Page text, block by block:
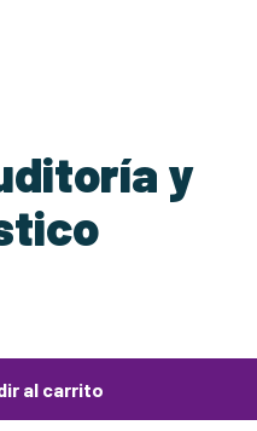
y
al carrito